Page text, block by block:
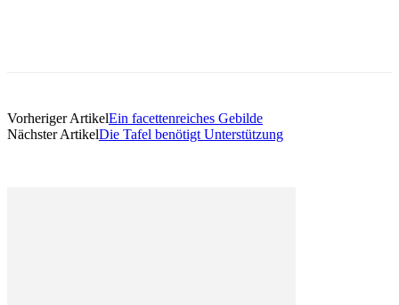
Vorheriger ArtikelEin facettenreiches Gebilde
Nächster ArtikelDie Tafel benötigt Unterstützung